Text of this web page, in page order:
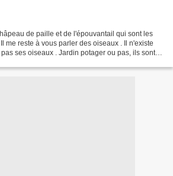
de paille et de l'épouvantail qui sont les
me reste à vous parler des oiseaux . Il n'existe
ses oiseaux . Jardin potager ou pas, ils sont